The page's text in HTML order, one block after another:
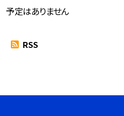
予定はありません
RSS